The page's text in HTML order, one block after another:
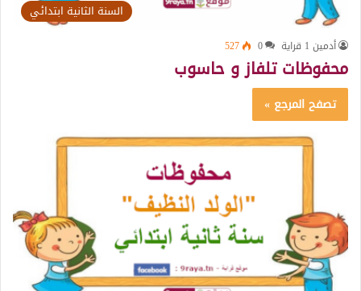
السنة الثانية ابتدائي
أدمين 1 قراية 0
527
محفوظات تلفاز و حاسوب
تصفح المرجع »